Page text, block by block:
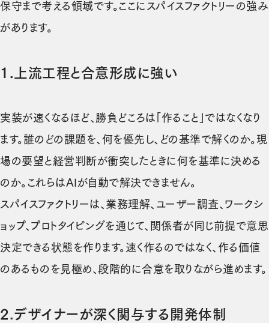
保守まで考える領域です。ここにスパイスファクトリーの強み
があります。
1. 上流工程と合意形成に強い
実装が速くなるほど、勝負どころは「作ること」ではなくなり
ます。誰のどの課題を、何を優先し、どの基準で解くのか。現
場の要望と経営判断が衝突したときに何を基準に決める
のか。これらはAIが自動で解決できません。
スパイスファクトリーは、業務理解、ユーザー調査、ワークシ
ョップ、プロトタイピングを通じて、関係者が同じ前提で意思
決定できる状態を作ります。速く作るのではなく、作る価値
のあるものを見極め、段階的に合意を取りながら進めます。
2.デザイナーが深く関与する開発体制